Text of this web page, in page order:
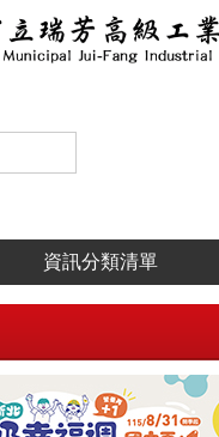
資訊分類清單